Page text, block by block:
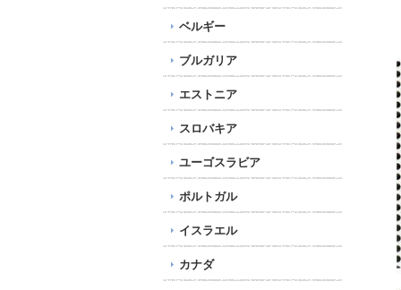
ベルギー
ブルガリア
エストニア
スロバキア
ユーゴスラビア
ポルトガル
イスラエル
カナダ